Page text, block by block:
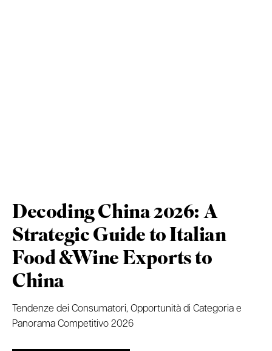
Decoding China 2026: A
Strategic Guide toItalian
Food &Wine Exports to
China
Tendenze dei Consumatori, Opportunità di Categoria e
Panorama Competitivo 2026